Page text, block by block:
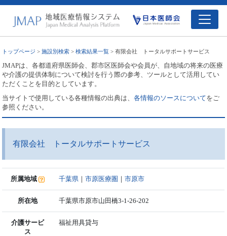
トップページ >施設別検索 >検索結果一覧 > 有限会社 トータルサポートサービス
JMAPは、各都道府県医師会、郡市区医師会や会員が、自地域の将来の医療
や介護の提供体制について検討を行う際の参考、ツールとして活用してい
ただくことを目的としています。
当サイトで使用している各種情報の出典は、各情報のソースについてをご
参照ください。
有限会社 トータルサポートサービス
所属地域 千葉県 ｜市原医療圏 ｜市原市
所在地 千葉県市原市山田橋3-1-26-202
介護サービ
ス
福祉用具貸与